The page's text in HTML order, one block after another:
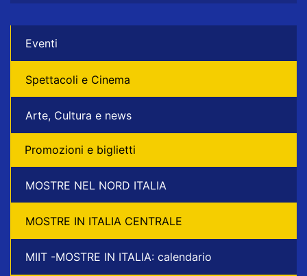
Eventi
Spettacoli e Cinema
Arte, Cultura e news
Promozioni e biglietti
MOSTRE NEL NORD ITALIA
MOSTRE IN ITALIA CENTRALE
MIIT -MOSTRE IN ITALIA: calendario